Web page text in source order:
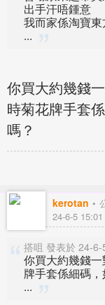
出手汗唔鍾意
我而家係淘寶
...
你買大約幾錢
時菊花牌手套
嗎？
kerotan
24-6-5 15:01
搭咀 發表於 24-
你買大約幾錢
牌手套係細碼
...